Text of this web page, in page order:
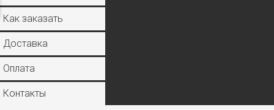
Как заказать
Доставка
Оплата
Контакты